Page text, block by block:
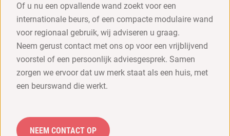
Of u nu een opvallende wand zoekt voor een
internationale beurs, of een compacte modulaire wand
voor regionaal gebruik, wij adviseren u graag.
Neem gerust contact met ons op voor een vrijblijvend
voorstel of een persoonlijk adviesgesprek. Samen
zorgen we ervoor dat uw merk staat als een huis, met
een beurswand die werkt.
NEEM CONTACT OP